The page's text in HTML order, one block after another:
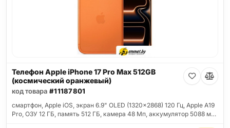
Телефон Apple iPhone 17 Pro Max 512GB
(космический оранжевый)
код товара #11187801
смартфон, Apple iOS, экран 6.9" OLED (1320x2868) 120 Гц, Apple A19
Pro, ОЗУ 12 ГБ, память 512 ГБ, камера 48 Мп, аккумулятор 5088 м…